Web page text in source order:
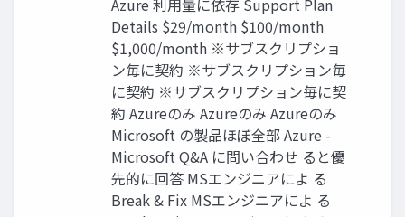
Azure 利用量に依存 Support Plan
Details $29/month $100/month
$1,000/month ※サブスクリプショ
ン毎に契約 ※サブスクリプション毎
に契約 ※サブスクリプション毎に契
約 Azureのみ Azureのみ Azureのみ
Microsoft の製品ほぼ全部 Azure -
Microsoft Q&A に問い合わせ ると優
先的に回答 MSエンジニアによ る
Break & Fix MSエンジニアによ る